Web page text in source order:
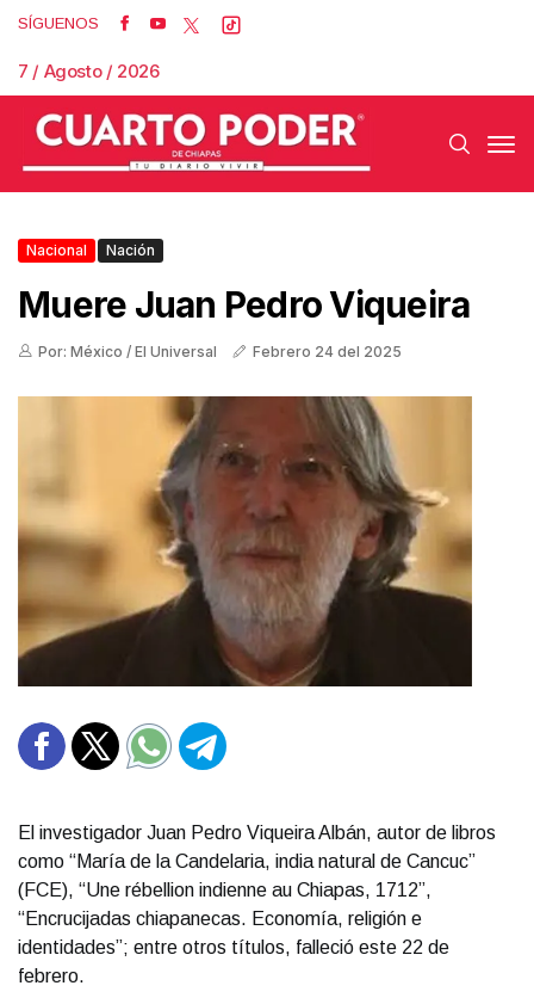
SÍGUENOS
7 / Agosto / 2026
Nacional Nación
Muere Juan Pedro Viqueira
Por: México / El Universal Febrero 24 del 2025
El investigador Juan Pedro Viqueira Albán, autor de libros
como “María de la Candelaria, india natural de Cancuc”
(FCE), “Une rébellion indienne au Chiapas, 1712”,
“Encrucijadas chiapanecas. Economía, religión e
identidades”; entre otros títulos, falleció este 22 de
febrero.